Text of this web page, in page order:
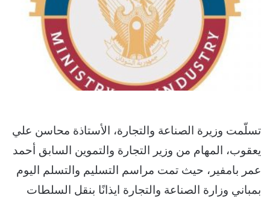
تسلّمت وزيرة الصناعة والتجارة، الأستاذة محاسن علي
يعقوب، المهام من وزير التجارة والتموين السابق أحمد
عمر بامفير، حيث تمت مراسم التسليم والتسلم اليوم
بمباني وزارة الصناعة والتجارة ايذانًا بنقل السلطات